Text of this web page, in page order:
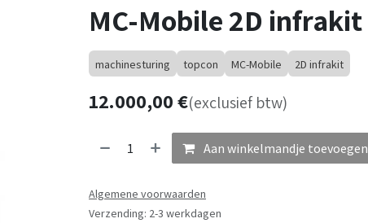
MC-Mobile 2D infrakit
machinesturing topcon MC-Mobile 2D infrakit
12.000,00€(exclusief btw)
Aan winkelmandje toevoegen
Algemene voorwaarden
Verzending: 2-3 werkdagen